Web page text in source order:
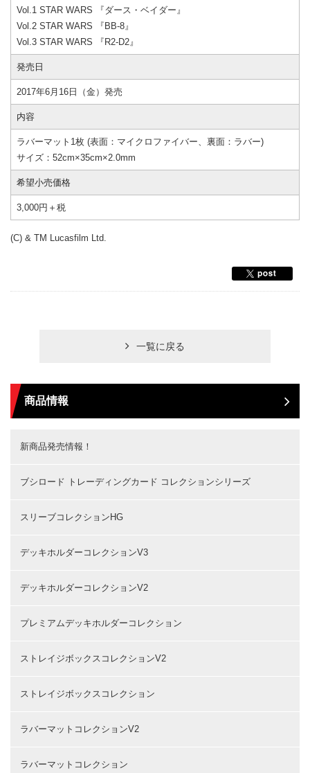
Vol.1 STAR WARS 『ダース・ベイダー』
Vol.2 STAR WARS 『BB-8』
Vol.3 STAR WARS 『R2-D2』
発売日
2017年6月16日（金）発売
内容
ラバーマット1枚 (表面：マイクロファイバー、裏面：ラバー)
サイズ：52cm×35cm×2.0mm
希望小売価格
3,000円＋税
(C) & TM Lucasfilm Ltd.
一覧に戻る
商品情報
新商品発売情報！
ブシロード トレーディングカード コレクションシリーズ
スリーブコレクションHG
デッキホルダーコレクションV3
デッキホルダーコレクションV2
プレミアムデッキホルダーコレクション
ストレイジボックスコレクションV2
ストレイジボックスコレクション
ラバーマットコレクションV2
ラバーマットコレクション